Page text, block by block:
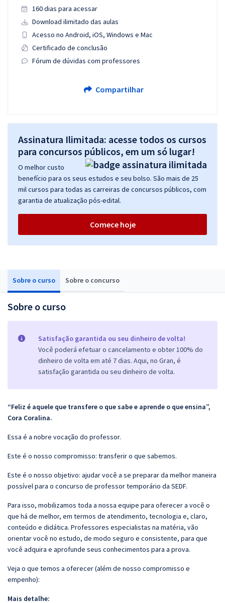
Sobre o curso Sobre o concurso
Sobre o curso
Satisfação garantida ou seu dinheiro de volta!
Você poderá efetuar o cancelamento e obter 100% do
dinheiro de volta em até 7 dias. Aqui, no Gran, é
satisfação garantida ou seu dinheiro de volta.
“Feliz é aquele que transfere o que sabe e aprende o que ensina”,
Cora Coralina.
Essa é a nobre vocação do professor.
Este é o nosso compromisso: transferir o que sabemos.
Este é o nosso objetivo: ajudar você a se preparar da melhor maneira
possível para o concurso de professor temporário da SEDF.
Para isso, mobilizamos toda a nossa equipe para oferecer a você o
que há de melhor, em termos de atendimento, tecnologia e, claro,
conteúdo e didática. Professores especialistas na matéria, vão
orientar você no estudo, de modo seguro e consistente, para que
você adquira e aprofunde seus conhecimentos para a prova.
Veja o que temos a oferecer (além de nosso compromisso e
empenho):
Mais detalhe:
160 dias para acessar
Download ilimitado das aulas
Acesso no Android, iOS, Windows e Mac
Certificado de conclusão
Fórum de dúvidas com professores
Compartilhar
Assinatura Ilimitada: acesse todos os cursos
para concursos públicos, em um só lugar!
O melhor custo
benefício para os seus estudos e seu bolso. São mais de 25
mil cursos para todas as carreiras de concursos públicos, com
garantia de atualização pós-edital.
Comece hoje